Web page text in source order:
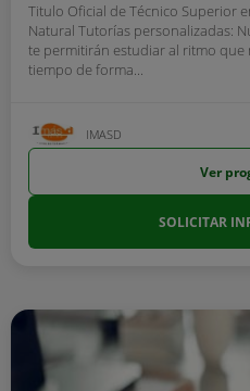
Titulo Oficial de Técnico Superior
Natural Tutorías personalizadas:
te permitirán estudiar al ritmo
tiempo de forma...
IMASD
Ver
SOLICITAR